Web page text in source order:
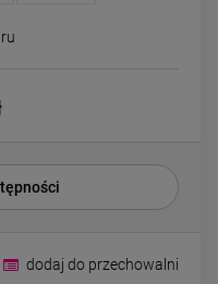
dodaj do przechowalni